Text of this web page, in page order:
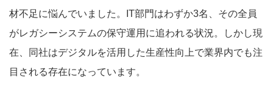
材不足に悩んでいました。IT部門はわずか3名、その全員
がレガシーシステムの保守運用に追われる状況。しかし現
在、同社はデジタルを活用した生産性向上で業界内でも注
目される存在になっています。